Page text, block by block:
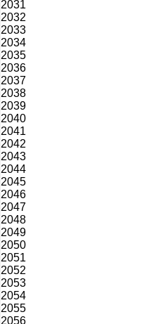
2031
2032
2033
2034
2035
2036
2037
2038
2039
2040
2041
2042
2043
2044
2045
2046
2047
2048
2049
2050
2051
2052
2053
2054
2055
2056